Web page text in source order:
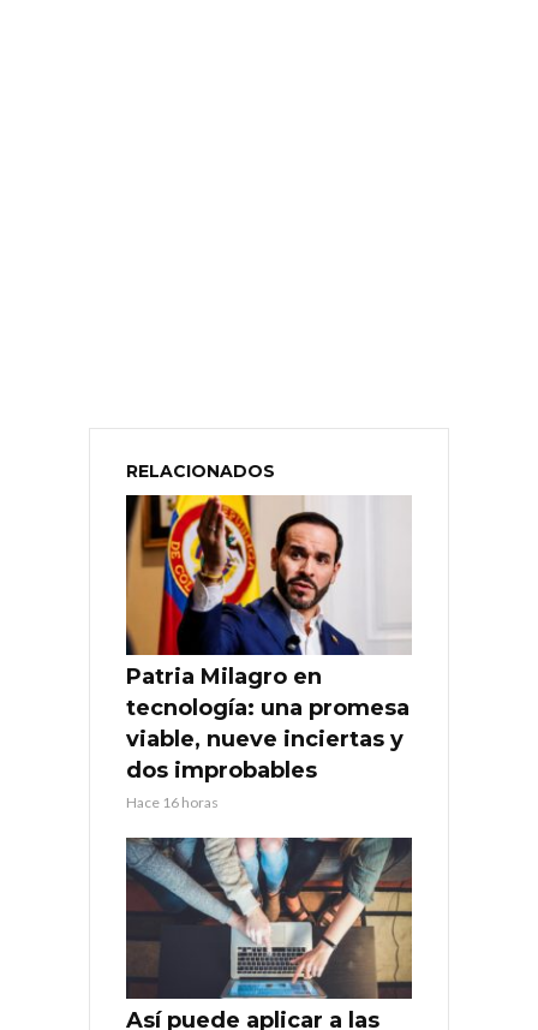
RELACIONADOS
Patria Milagro en
tecnología: una promesa
viable, nueve inciertas y
dos improbables
Hace 16 horas
Así puede aplicar a las